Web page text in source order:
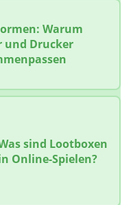
Warum
und Drucker
sind Lootboxen
Online-Spielen?